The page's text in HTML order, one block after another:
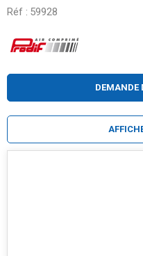
Réf : 59928
DEMANDE